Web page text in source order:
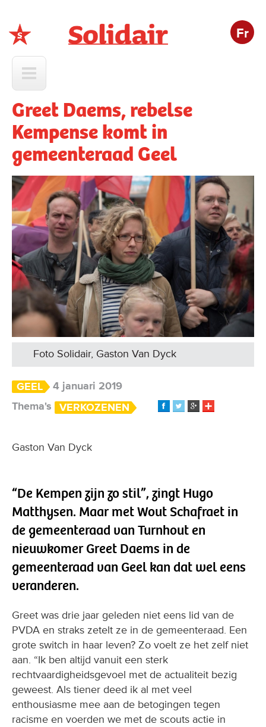
Fr
Greet Daems, rebelse
Kempense komt in
gemeenteraad Geel
Foto Solidair, Gaston Van Dyck
GEEL
4 januari 2019
Thema's
VERKOZENEN
Gaston Van Dyck
“De Kempen zijn zo stil”, zingt Hugo
Matthysen. Maar met Wout Schafraet in
de gemeenteraad van Turnhout en
nieuwkomer Greet Daems in de
gemeenteraad van Geel kan dat wel eens
veranderen.
Greet was drie jaar geleden niet eens lid van de
PVDA en straks zetelt ze in de gemeenteraad. Een
grote switch in haar leven? Zo voelt ze het zelf niet
aan. “Ik ben altijd vanuit een sterk
rechtvaardigheidsgevoel met de actualiteit bezig
geweest. Als tiener deed ik al met veel
enthousiasme mee aan de betogingen tegen
racisme en voerden we met de scouts actie in